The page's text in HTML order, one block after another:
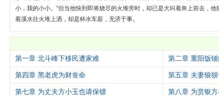
小，我的小小。”但当他快到即将烧尽的火堆旁时，却已是大叫着奔上前去，
着溪水往火堆上洒，却是杯水车薪，无济于事。
第一章 北斗峰下移民遭家难 第二章 重阳饭
第四章 黑老虎为财丧命 第五章 夫妻狼
第七章 为丈夫方小玉也请保镖 第八章 为赏银